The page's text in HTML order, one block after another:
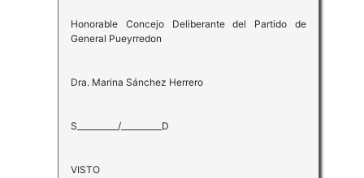
Honorable Concejo Deliberante del Partido de
General Pueyrredon
Dra. Marina Sánchez Herrero
S__________/__________D
VISTO